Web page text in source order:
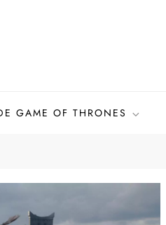
GAME OF THRONES